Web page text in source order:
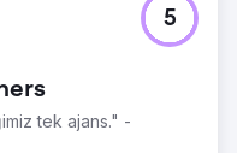
tek ajans." -
5